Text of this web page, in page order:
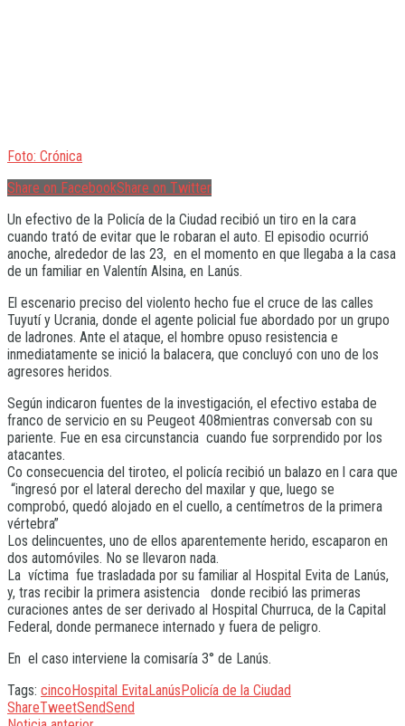
Foto: Crónica
Share on FacebookShare on Twitter
Un efectivo de la Policía de la Ciudad recibió un tiro en la cara
cuando trató de evitar que le robaran el auto. El episodio ocurrió
anoche, alrededor de las 23, en el momento en que llegaba a la casa
de un familiar en Valentín Alsina, en Lanús.
El escenario preciso del violento hecho fue el cruce de las calles
Tuyutí y Ucrania, donde el agente policial fue abordado por un grupo
de ladrones. Ante el ataque, el hombre opuso resistencia e
inmediatamente se inició la balacera, que concluyó con uno de los
agresores heridos.
Según indicaron fuentes de la investigación, el efectivo estaba de
franco de servicio en su Peugeot 408mientras conversab con su
pariente. Fue en esa circunstancia cuando fue sorprendido por los
atacantes.
Co consecuencia del tiroteo, el policía recibió un balazo en l cara que
“ingresó por el lateral derecho del maxilar y que, luego se
comprobó, quedó alojado en el cuello, a centímetros de la primera
vértebra”
Los delincuentes, uno de ellos aparentemente herido, escaparon en
dos automóviles. No se llevaron nada.
La víctima fue trasladada por su familiar al Hospital Evita de Lanús,
y, tras recibir la primera asistencia donde recibió las primeras
curaciones antes de ser derivado al Hospital Churruca, de la Capital
Federal, donde permanece internado y fuera de peligro.
En el caso interviene la comisaría 3° de Lanús.
Tags: cincoHospital EvitaLanúsPolicía de la Ciudad
ShareTweetSendSend